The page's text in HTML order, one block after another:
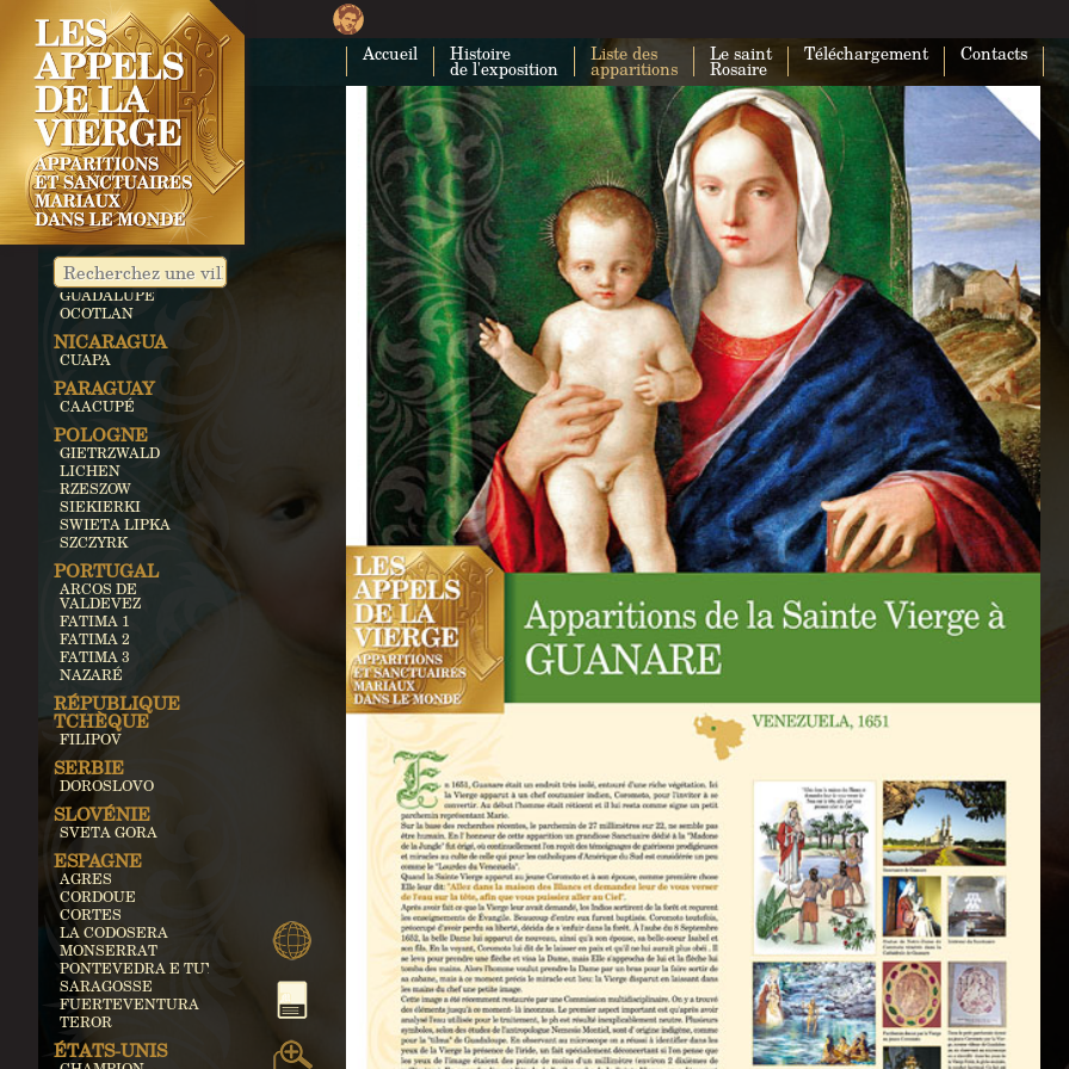
Accueil Histoire
de l'exposition
Liste des
apparitions
Le saint
Rosaire
Téléchargement Contacts
Impossible de charger Google Maps
correctement sur cette page.
Ce site Web vous appartient ?
ROYAUME-UNI
AYLESFORD
WALSINGHAM
IRLANDE
KNOCK
MALTE
GOZO
LIBAN
BECHWAT
LITUANIE
SILUVA
MEXIQUE
GUADALUPE
OCOTLAN
NICARAGUA
CUAPA
PARAGUAY
CAACUPÉ
POLOGNE
GIETRZWALD
LICHEN
RZESZOW
SIEKIERKI
SWIETA LIPKA
SZCZYRK
PORTUGAL
ARCOS DE
VALDEVEZ
FATIMA 1
FATIMA 2
FATIMA 3
NAZARÉ
RÉPUBLIQUE
TCHÈQUE
FILIPOV
SERBIE
DOROSLOVO
SLOVÉNIE
SVETA GORA
ESPAGNE
AGRES
CORDOUE
CORTES
LA CODOSERA
MONSERRAT
PONTEVEDRA E TUY
SARAGOSSE
FUERTEVENTURA
TEROR
ÉTATS-UNIS